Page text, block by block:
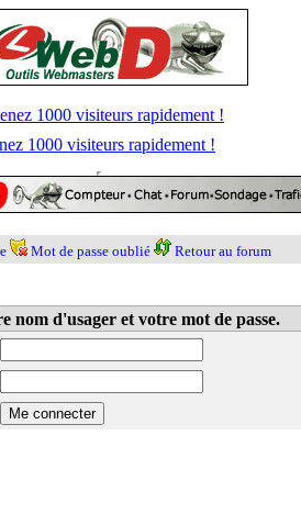
1000 visiteurs rapidement !
1000 visiteurs rapidement !
Mot de passe oublié Retour au forum
nom d'usager et votre mot de passe.